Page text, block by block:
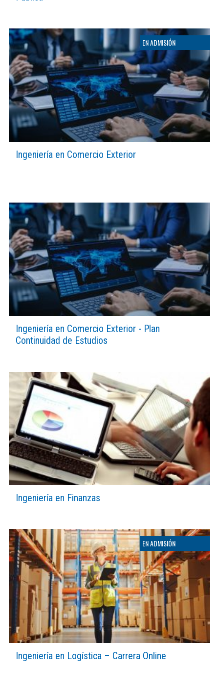
Ingeniería en Comercio Exterior
Ingeniería en Comercio Exterior - Plan
Continuidad de Estudios
Ingeniería en Finanzas
Ingeniería en Logística – Carrera Online